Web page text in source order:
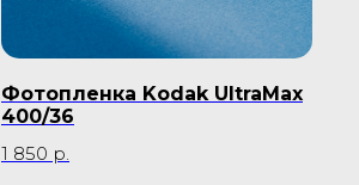
Фотопленка Kodak UltraMax
400/36
1 850 р.